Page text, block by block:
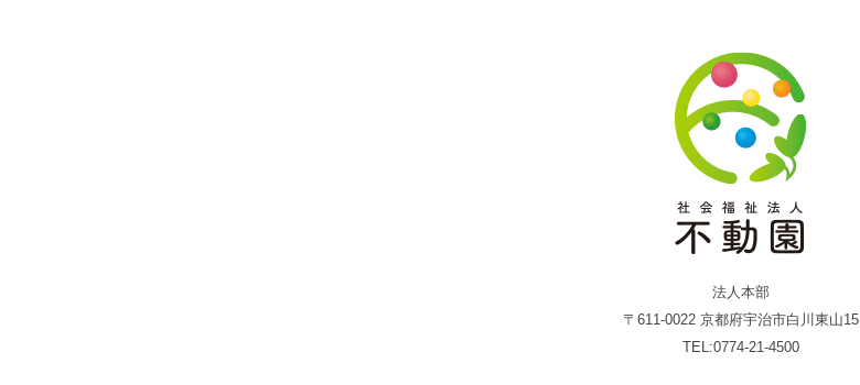
法人本部
〒611-0022 京都府宇治市白川東山15
TEL:0774-21-4500